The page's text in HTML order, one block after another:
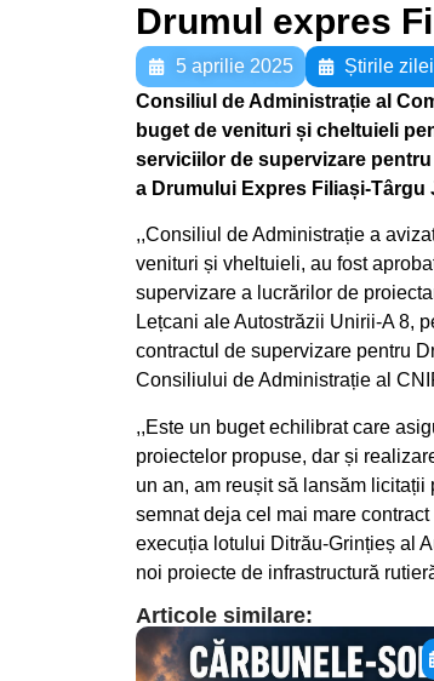
Drumul expres
5 aprilie 2025 Știrile zilei
Consiliul de Administrație al
buget de venituri și cheltuieli
serviciilor de supervizare
a Drumului Expres Filiași-
,,Consiliul de Administrație a
venituri și vheltuieli, au fost
supervizare a lucrărilor de
Lețcani ale Autostrăzii Unirii-A 8,
contractul de supervizare pentru
Consiliului de Administrație al
,,Este un buget echilibrat care
proiectelor propuse, dar și
un an, am reușit să lansăm
semnat deja cel mai mare
execuția lotului Ditrău-Grințieș al
noi proiecte de infrastructură
Articole similare: